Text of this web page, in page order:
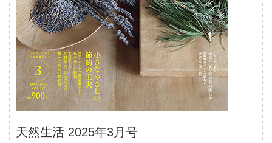
天然生活 2025年3月号